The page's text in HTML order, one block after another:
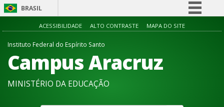
BRASIL
Simplifique!
Acesso à informação
Canais
ACESSIBILIDADE ALTO CONTRASTE MAPA DO SITE
Instituto Federal do Espírito Santo
Campus Aracruz
MINISTÉRIO DA EDUCAÇÃO